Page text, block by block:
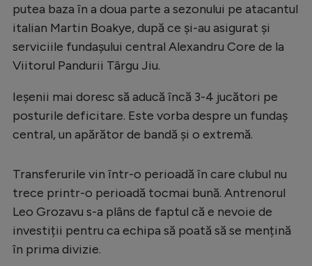
putea baza în a doua parte a sezonului pe atacantul
italian Martin Boakye, după ce și-au asigurat și
serviciile fundașului central Alexandru Core de la
Viitorul Pandurii Târgu Jiu.
Ieșenii mai doresc să aducă încă 3-4 jucători pe
posturile deficitare. Este vorba despre un fundaș
central, un apărător de bandă și o extremă.
Transferurile vin într-o perioadă în care clubul nu
trece printr-o perioadă tocmai bună. Antrenorul
Leo Grozavu s-a plâns de faptul că e nevoie de
investiții pentru ca echipa să poată să se mențină
în prima divizie.